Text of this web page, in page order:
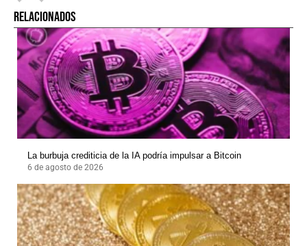
RELACIONADOS
La burbuja crediticia de la IA podría impulsar a Bitcoin
6 de agosto de 2026